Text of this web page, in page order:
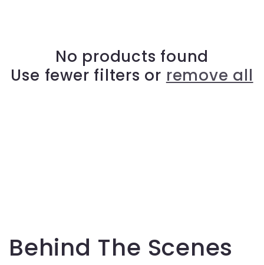
n
No products found
Use fewer filters or remove all
Behind The Scenes